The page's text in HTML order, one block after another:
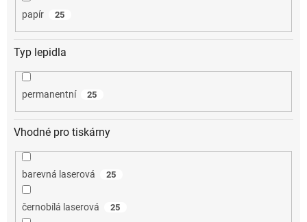
papír 25
Typ lepidla
permanentní 25
Vhodné pro tiskárny
barevná laserová 25
černobílá laserová 25